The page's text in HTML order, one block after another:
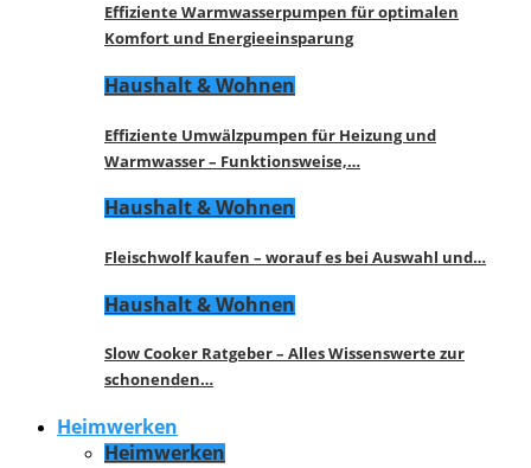
Effiziente Warmwasserpumpen für optimalen
Komfort und Energieeinsparung
Haushalt & Wohnen
Effiziente Umwälzpumpen für Heizung und
Warmwasser – Funktionsweise,…
Haushalt & Wohnen
Fleischwolf kaufen – worauf es bei Auswahl und…
Haushalt & Wohnen
Slow Cooker Ratgeber – Alles Wissenswerte zur
schonenden…
Heimwerken
Heimwerken